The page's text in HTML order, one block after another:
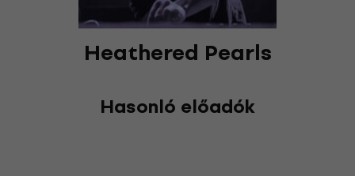
Heathered Pearls
Hasonló előadók